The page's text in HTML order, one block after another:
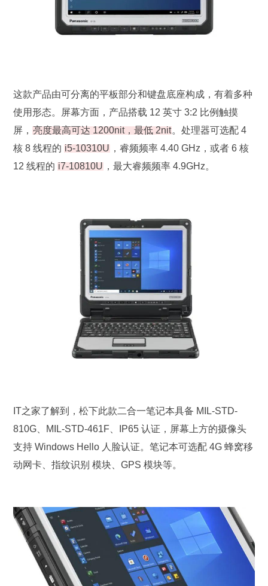
这款产品由可分离的平板部分和键盘底座构成，有着多种
使用形态。屏幕方面，产品搭载 12 英寸 3:2 比例触摸
屏， 亮度最高可达 1200nit，最低 2nit。处理器可选配 4
核 8 线程的 i5-10310U ，睿频频率 4.40 GHz，或者 6 核
12 线程的 i7-10810U ，最大睿频频率 4.9GHz。
IT之家了解到，松下此款二合一笔记本具备 MIL-STD-
810G、MIL-STD-461F、IP65 认证，屏幕上方的摄像头
支持 Windows Hello 人脸认证。笔记本可选配 4G 蜂窝移
动网卡、指纹识别 模块、GPS 模块等。